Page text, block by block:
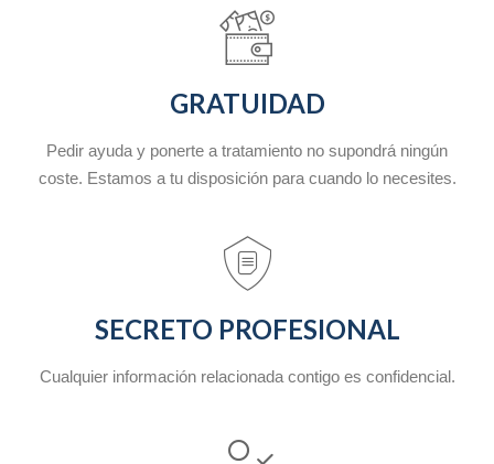
GRATUIDAD
Pedir ayuda y ponerte a tratamiento no supondrá ningún
coste. Estamos a tu disposición para cuando lo necesites.
SECRETO PROFESIONAL
Cualquier información relacionada contigo es confidencial.